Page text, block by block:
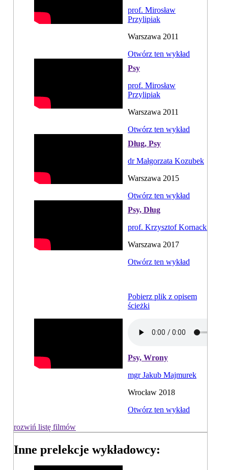
prof. Mirosław
Przylipiak
Warszawa 2011
Otwórz ten wykład
Psy
prof. Mirosław
Przylipiak
Warszawa 2011
Otwórz ten wykład
Dług, Psy
dr Małgorzata Kozubek
Warszawa 2015
Otwórz ten wykład
Psy, Dług
prof. Krzysztof Kornacki
Warszawa 2017
Otwórz ten wykład
Pobierz plik z opisem
ścieżki
Psy, Wrony
mgr Jakub Majmurek
Wrocław 2018
Otwórz ten wykład
rozwiń listę filmów
Inne prelekcje wykładowcy: